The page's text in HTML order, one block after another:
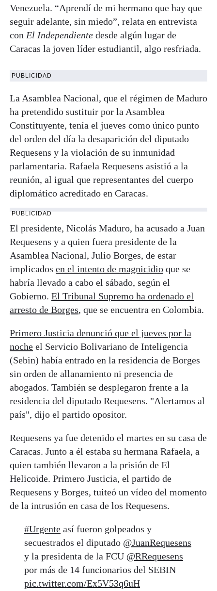
Venezuela. “Aprendí de mi hermano que hay que
seguir adelante, sin miedo”, relata en entrevista
con El Independiente desde algún lugar de
Caracas la joven líder estudiantil, algo resfriada.
PUBLICIDAD
La Asamblea Nacional, que el régimen de Maduro
ha pretendido sustituir por la Asamblea
Constituyente, tenía el jueves como único punto
del orden del día la desaparición del diputado
Requesens y la violación de su inmunidad
parlamentaria. Rafaela Requesens asistió a la
reunión, al igual que representantes del cuerpo
diplomático acreditado en Caracas.
PUBLICIDAD
El presidente, Nicolás Maduro, ha acusado a Juan
Requesens y a quien fuera presidente de la
Asamblea Nacional, Julio Borges, de estar
implicados en el intento de magnicidio que se
habría llevado a cabo el sábado, según el
Gobierno. El Tribunal Supremo ha ordenado el
arresto de Borges, que se encuentra en Colombia.
Primero Justicia denunció que el jueves por la
noche el Servicio Bolivariano de Inteligencia
(Sebin) había entrado en la residencia de Borges
sin orden de allanamiento ni presencia de
abogados. También se desplegaron frente a la
residencia del diputado Requesens. "Alertamos al
país", dijo el partido opositor.
Requesens ya fue detenido el martes en su casa de
Caracas. Junto a él estaba su hermana Rafaela, a
quien también llevaron a la prisión de El
Helicoide. Primero Justicia, el partido de
Requesens y Borges, tuiteó un vídeo del momento
de la intrusión en casa de los Requesens.
#Urgente así fueron golpeados y
secuestrados el diputado @JuanRequesens
y la presidenta de la FCU @RRequesens
por más de 14 funcionarios del SEBIN
pic.twitter.com/Ex5V53q6uH